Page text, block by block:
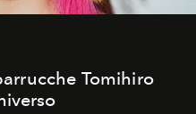
Tomihiro